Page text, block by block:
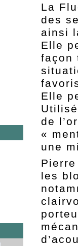
La
des
ainsi
Elle
façon
Elle
de
«
une
les